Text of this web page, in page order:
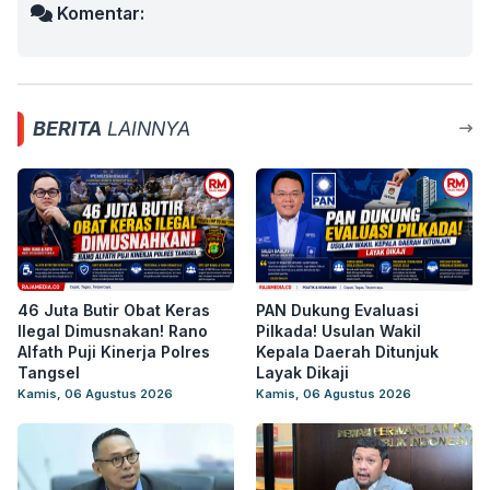
Komentar:
BERITA LAINNYA
46 Juta Butir Obat Keras
Ilegal Dimusnakan! Rano
Alfath Puji Kinerja Polres
Tangsel
Kamis, 06 Agustus 2026
PAN Dukung Evaluasi
Pilkada! Usulan Wakil
Kepala Daerah Ditunjuk
Layak Dikaji
Kamis, 06 Agustus 2026